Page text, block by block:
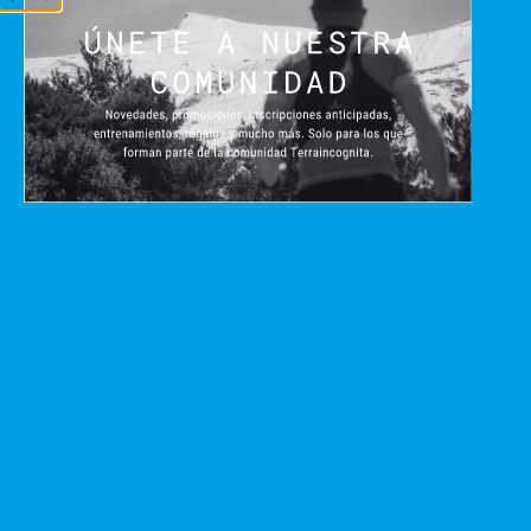
mayo 28, 2026
La Unicaja Ultra Sierra Nevada ha dado el pistoletazo de
salida a su decimotercera edición con la apertura oficial
de inscripciones para 2027, consolidándose una
Leer más >